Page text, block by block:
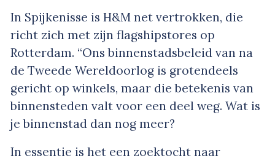
In Spijkenisse is H&M net vertrokken, die
richt zich met zijn flagshipstores op
Rotterdam. “Ons binnenstadsbeleid van na
de Tweede Wereldoorlog is grotendeels
gericht op winkels, maar die betekenis van
binnensteden valt voor een deel weg. Wat is
je binnenstad dan nog meer?
In essentie is het een zoektocht naar